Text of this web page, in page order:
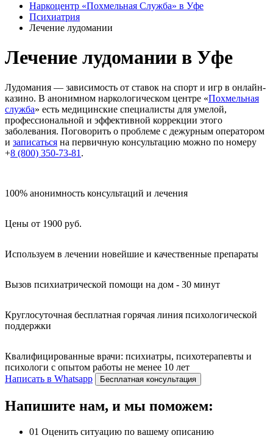
Наркоцентр «Похмельная Служба» в Уфе
Психиатрия
Лечение лудомании
Лечение лудомании в Уфе
Лудомания — зависимость от ставок на спорт и игр в онлайн-
казино. В анонимном наркологическом центре «Похмельная
служба» есть медицинские специалисты для умелой,
профессиональной и эффективной коррекции этого
заболевания. Поговорить о проблеме с дежурным оператором
и записаться на первичную консультацию можно по номеру
+8 (800) 350-73-81 .
100% анонимность консультаций и лечения
Цены от 1900 руб.
Используем в лечении новейшие и качественные препараты
Вызов психиатрической помощи на дом - 30 минут
Круглосуточная бесплатная горячая линия психологической
поддержки
Квалифицированные врачи: психиатры, психотерапевты и
психологи с опытом работы не менее 10 лет
Написать в Whatsapp
Бесплатная консультация
Напишите нам, и мы поможем:
01 Оценить ситуацию по вашему описанию